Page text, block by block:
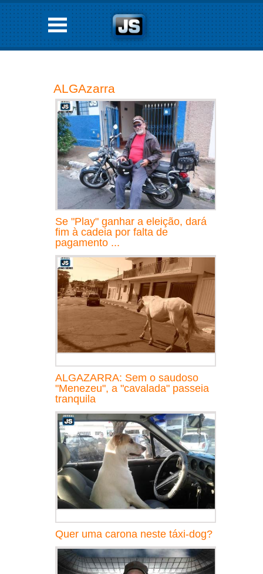
ALGAzarra
Se "Play" ganhar a eleição, dará
fim à cadeia por falta de
pagamento ...
ALGAZARRA: Sem o saudoso
"Menezeu", a "cavalada" passeia
tranquila
Quer uma carona neste táxi-dog?